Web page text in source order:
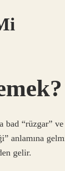
bad “rüzgar”
anlamına
gelir.